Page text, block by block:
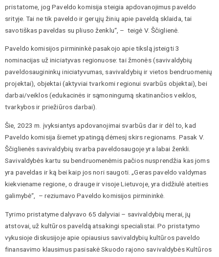
pristatome, jog Paveldo komisija steigia apdovanojimus paveldo
srityje. Tai ne tik paveldo ir gerųjų žinių apie paveldą sklaida, tai
savotiškas paveldas su pliuso ženklu“, – teigė V. Ščiglienė.
Paveldo komisijos pirmininkė pasakojo apie tikslą įsteigti 3
nominacijas už iniciatyvas regionuose: tai žmonės (savivaldybių
paveldosaugininkų iniciatyvumas, savivaldybių ir vietos bendruomenių
projektai), objektai (aktyviai tvarkomi regionui svarbūs objektai), bei
darbai/veiklos (edukacinės ir sąmoningumą skatinančios veiklos,
tvarkybos ir priežiūros darbai).
Šie, 2023 m. įvyksiantys apdovanojimai svarbūs dar ir dėl to, kad
Paveldo komisija šiemet ypatingą dėmesį skirs regionams. Pasak V.
Ščiglienės savivaldybių svarba paveldosaugoje yra labai ženkli.
Savivaldybės kartu su bendruomenėmis pačios nusprendžia kas joms
yra paveldas ir ką bei kaip jos nori saugoti. „Geras paveldo valdymas
kiekviename regione, o drauge ir visoje Lietuvoje, yra didžiulė ateities
galimybė“, – reziumavo Paveldo komisijos pirmininkė.
Tyrimo pristatyme dalyvavo 65 dalyviai – savivaldybių merai, jų
atstovai, už kultūros paveldą atsakingi specialistai. Po pristatymo
vykusioje diskusijoje apie opiausius savivaldybių kultūros paveldo
finansavimo klausimus pasisakė Skuodo rajono savivaldybės Kultūros